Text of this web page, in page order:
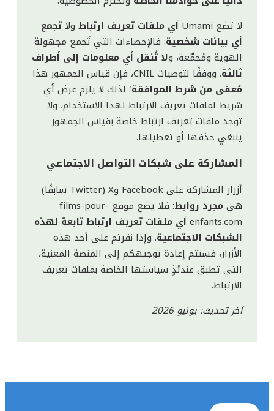
لا تضع Umami
أي ملفات تعريف ارتباط ولاتجمع
أي بيانات شخصية: فالإحصاءات التي تُجمع مجهولة
الهوية ومُجمَّعة، ولا تُنقل أي معلومات إلى أطراف
ثالثة. ووفقًا لتوصيات CNIL، فإن قياس الجمهور هذا
مُعفى من شرط الموافقة؛ لذلك لا يلزم عرض أي
شريط لملفات تعريف الارتباط لهذا الاستخدام، ولا
توجد ملفات تعريف ارتباط خاصة بقياس الجمهور
ينبغي حذفها أو تعطيلها.
المشاركة على شبكات التواصل الاجتماعي
أزرار المشاركة على Facebook وX (Twitter سابقًا)
هيمجرد روابط
: فلا يضع موقع films-pour-
enfants.comأي ملفات تعريف ارتباط تابعة لهذه
الشبكات الاجتماعية. وإذا نقرتم على أحد هذه
الأزرار، فستتم إعادة توجيهكم إلى المنصة المعنية،
التي تطبق عندئذٍ سياستها الخاصة بملفات تعريف
الارتباط.
آخر تحديث: يونيو 2026